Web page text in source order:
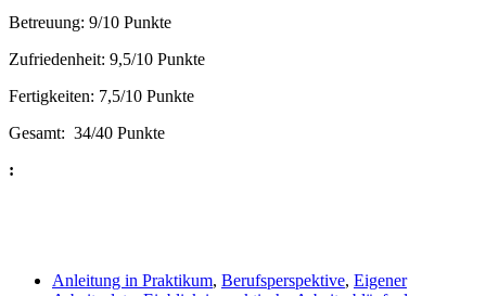
Betreuung: 9/10 Punkte
Zufriedenheit: 9,5/10 Punkte
Fertigkeiten: 7,5/10 Punkte
Gesamt: 34/40 Punkte
:
Anleitung in Praktikum, Berufsperspektive, Eigener